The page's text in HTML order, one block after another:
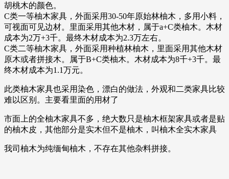
胡桃木的颜色。
C类一等柚木家具，外面采用30-50年原始林柚木，多用小料，
可视面可见边材。里面采用其他木材，属于a+C类柚木。木材
成本为2万+3千。最终木材成本为2.3万左右。
C类二等柚木家具，外面采用种植林柚木，里面采用其他木材
原木或者拼接木。属于B+C类柚木。木材成本为8千+3千。最
终木材成本为1.1万元。
此类柚木家具也采用染色，漂白的做法，外观和二类家具比较
难以区别。主要看里面的用材了
市面上的全柚木家具不多，绝大数只是柚木框架家具或者是贴
的柚木皮，其他部分是实木但不是柚木，叫柚木全实木家具
我司柚木为纯缅甸柚木，不存在其他杂料拼接。